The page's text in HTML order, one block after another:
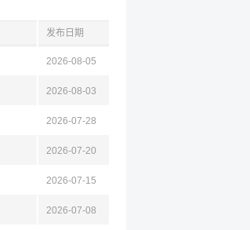
发布日期
2026-08-05
2026-08-03
2026-07-28
2026-07-20
2026-07-15
2026-07-08